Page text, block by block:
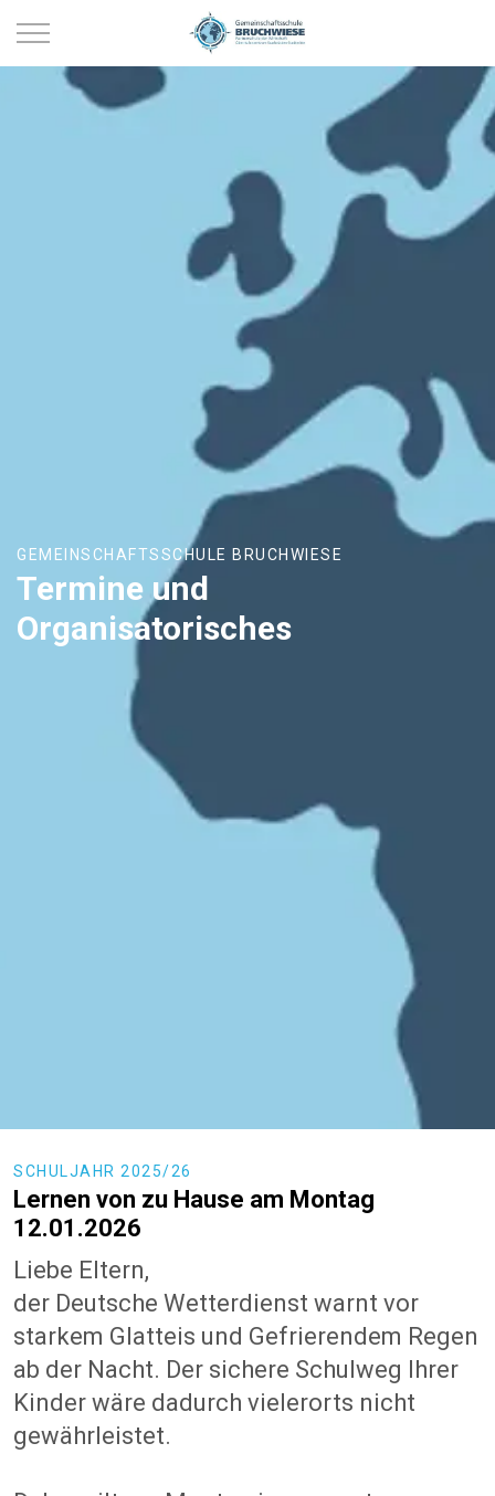
GEMEINSCHAFTSSCHULE BRUCHWIESE
Termine und
Organisatorisches
SCHULJAHR 2025/26
Lernen von zu Hause am Montag
12.01.2026
Liebe Eltern,
der Deutsche Wetterdienst warnt vor
starkem Glatteis und Gefrieren­dem Regen
ab der Nacht. Der sichere Schulweg Ihrer
Kinder wäre dadurch vielerorts nicht
gewährleistet.